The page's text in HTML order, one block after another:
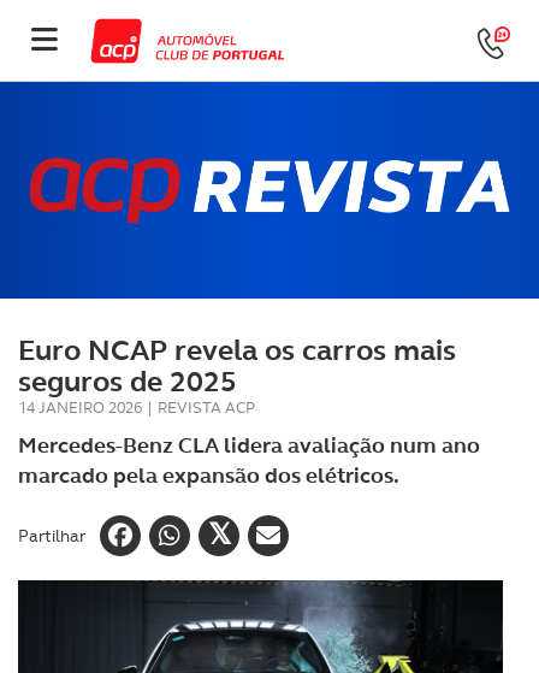
Euro NCAP revela os carros mais
seguros de 2025
14 JANEIRO 2026 | REVISTA ACP
Mercedes-Benz CLA lidera avaliação num ano
marcado pela expansão dos elétricos.
Partilhar